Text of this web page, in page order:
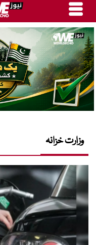
وزارت خزانہ